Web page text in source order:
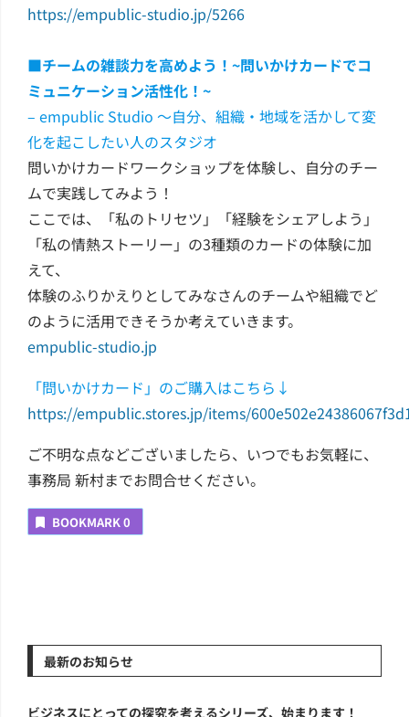
https://empublic-studio.jp/5266
■チームの雑談力を高めよう！~問いかけカードでコ
ミュニケーション活性化！~
– empublic Studio ～自分、組織・地域を活かして変
化を起こしたい人のスタジオ
問いかけカードワークショップを体験し、自分のチー
ムで実践してみよう！
ここでは、「私のトリセツ」「経験をシェアしよう」
「私の情熱ストーリー」の3種類のカードの体験に加
えて、
体験のふりかえりとしてみなさんのチームや組織でど
のように活用できそうか考えていきます。
empublic-studio.jp
「問いかけカード」のご購入はこちら↓
https://empublic.stores.jp/items/
ご不明な点などございましたら、いつでもお気軽に、
事務局 新村までお問合せください。
BOOKMARK 0
最新のお知らせ
ビジネスにとっての探究を考えるシリーズ、始まります！